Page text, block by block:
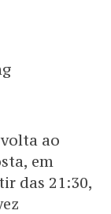
volta ao
em
das 21:30,